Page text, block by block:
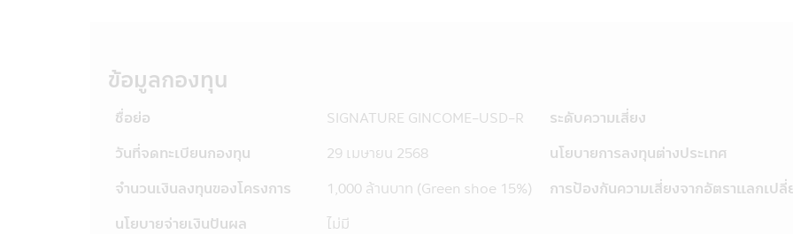
ต่างๆ ในประเทศไทยได้ ผู้เข้าชม หรือรับบริการหรือซื้อสินค้าจากเว็บไซต์ดังกล่าวควรต้องศึกษา และตรวจ
บริการซื้อสินค้า หรือดำเนินการใดๆ บริษัทจัดการไม่เกี่ยวข้องกับข้อมูล หรือการเสนอให้บริการ หรือการเสน
ถูกต้องของข้อมูล หรือการเสนอให้บริการ หรือการเสนอขายสินค้าที่มีอยู่ในเว็บไซต์นั้น
แอปพลิเคชันผ่านโทรศัพท์มือถือนี้ บริษัทจัดการขอเรียนว่า เว็บไซต์เหล่านั้นอาจมิได้อยู่ภายใต้การควบคุมขอ
ตลาดหลักทรัพย์ พ.ศ. 2535 และบริษัทอาจจะยังมิได้สำรวจถึงการบริการข้อมูล หรือสินค้าของบริษัทนั้นๆ ดั
ความถูกต้องครบถ้วนของข้อมูลดังกล่าว และ รับผิดชอบต่อความเสียหายต่างๆ ที่เกิดขึ้น
22. ผู้ลงทุนควรตรวจสอบให้แน่ใจว่าผู้ขายหน่วยลงทุนเป็นบุคคลที่ได้รับความเห็นชอบจากสำนักงานคณะก
ข้อมูลกองทุน
ชื่อย่อ SIGNATURE GINCOME-USD-R ระดับความเสี่ยง
วันที่จดทะเบียนกองทุน
29 เมษายน 2568 นโยบายการลงทุนต่างประเทศ
จำนวนเงินลงทุนของโครงการ
1,000 ล้านบาท (Green shoe 15%) การป้องกันความเสี่ยงจากอัตราแลกเปลี่
นโยบายจ่ายเงินปันผล
ไม่มี